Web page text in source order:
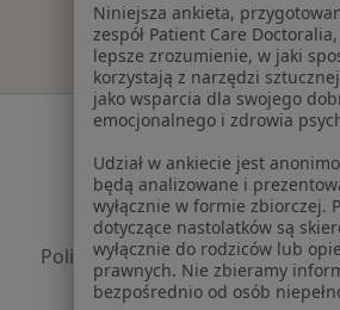
Serwis
Regulamin
Polityka prywatności
Polityka prywatności
Polityka prywatności dla
dane pozyskaliśmy
Niniejsza ankieta,
zespół Patient Care
lepsze zrozumienie, w jaki
korzystają z narzędzi
jako wsparcia dla swojego
emocjonalnego i zdrowia
Udział w ankiecie jest
będą analizowane i
wyłącznie w formie zbiorczej.
dotyczące nastolatków są
wyłącznie do rodziców lub
prawnych. Nie zbieramy
bezpośrednio od osób